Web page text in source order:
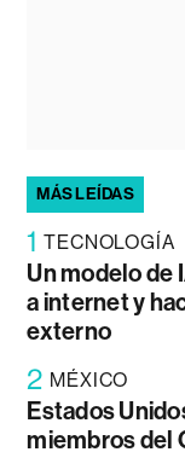
MÁS LEÍDAS
1 TECNOLOGÍA
Un modelo de
a internet y
externo
2 MÉXICO
Estados
miembros del